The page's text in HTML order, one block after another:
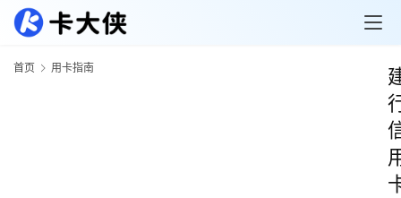
首页 用卡指南